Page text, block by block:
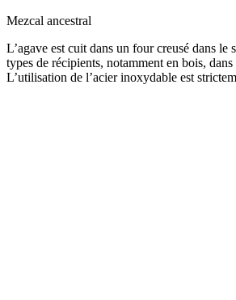
Mezcal ancestral
L’agave est cuit dans un four creusé dans
types de récipients, notamment en bois,
L’utilisation de l’acier inoxydable est